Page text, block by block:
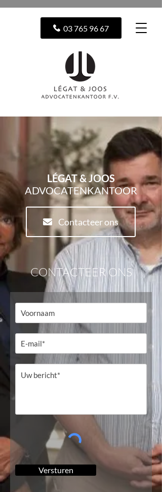
03 765 96 67
LÉGAT & JOOS
ADVOCATENKANTOOR
Contacteer ons
CONTACTEER ONS
Versturen